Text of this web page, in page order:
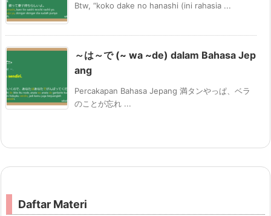
Btw, “koko dake no hanashi (ini rahasia ...
～は～で (~ wa ~de) dalam Bahasa Jep
ang
Percakapan Bahasa Jepang 満タンやっぱ、ベラ
のことが忘れ ...
Daftar Materi